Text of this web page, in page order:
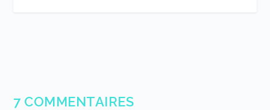
7 COMMENTAIRES